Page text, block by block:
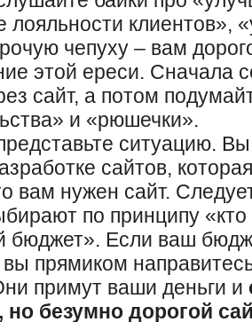
клиентов»,
чепуху – вам
этой ереси. Сначала
сайт, а потом
и «рюшечки».
ситуацию.
сайтов,
вам нужен сайт.
по принципу
бюджет». Если ваш
прямиком
примут ваши деньги и
безумно дорогой